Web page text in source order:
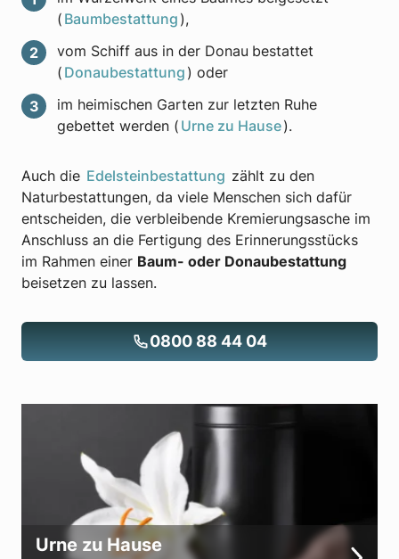
( Baumbestattung ),
vom Schiff aus in der Donau bestattet
( Donaubestattung ) oder
im heimischen Garten zur letzten Ruhe
gebettet werden ( Urne zu Hause).
Auch die Edelsteinbestattung zählt zu den
Naturbestattungen, da viele Menschen sich dafür
entscheiden, die verbleibende Kremierungsasche im
Anschluss an die Fertigung des Erinnerungsstücks
im Rahmen einer Baum- oder Donaubestattung
beisetzen zu lassen.
0800 88 44 04
Urne zu Hause